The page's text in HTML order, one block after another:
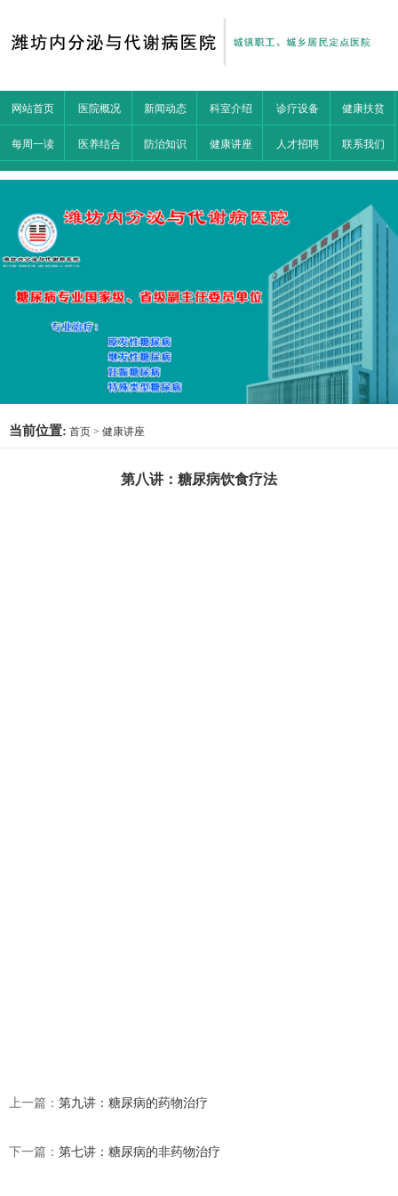
网站首页 医院概况 新闻动态 科室介绍 诊疗设备 健康扶贫
每周一读 医养结合 防治知识 健康讲座 人才招聘 联系我们
当前位置: 首页 > 健康讲座
第八讲：糖尿病饮食疗法
上一篇： 第九讲：糖尿病的药物治疗
下一篇： 第七讲：糖尿病的非药物治疗